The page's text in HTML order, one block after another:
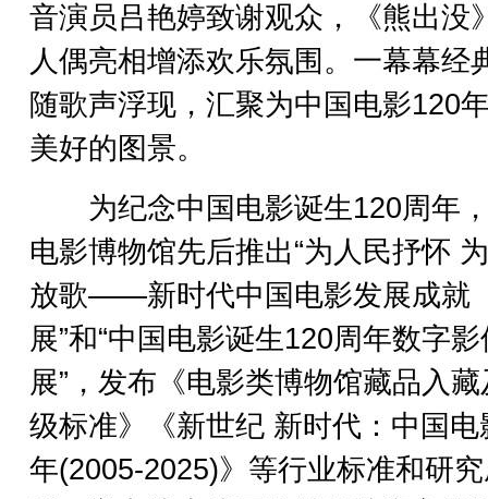
音演员吕艳婷致谢观众，《熊出没
人偶亮相增添欢乐氛围。一幕幕经
随歌声浮现，汇聚为中国电影120
美好的图景。
为纪念中国电影诞生120周年
电影博物馆先后推出“为人民抒怀
放歌——新时代中国电影发展成就
展”和“中国电影诞生120周年数字影
展”，发布《电影类博物馆藏品入
级标准》《新世纪 新时代：中国电
年(2005-2025)》等行业标准和研